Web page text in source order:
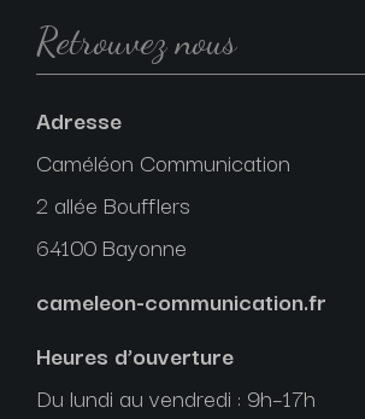
Retrouvez nous
Adresse
Caméléon Communication
2 allée Boufflers
64100 Bayonne
cameleon-communication.fr
Heures d’ouverture
Du lundi au vendredi : 9h–17h